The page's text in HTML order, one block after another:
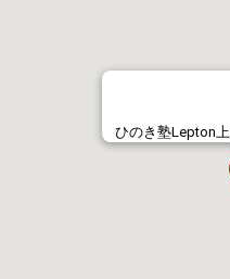
ひのき塾Lepton